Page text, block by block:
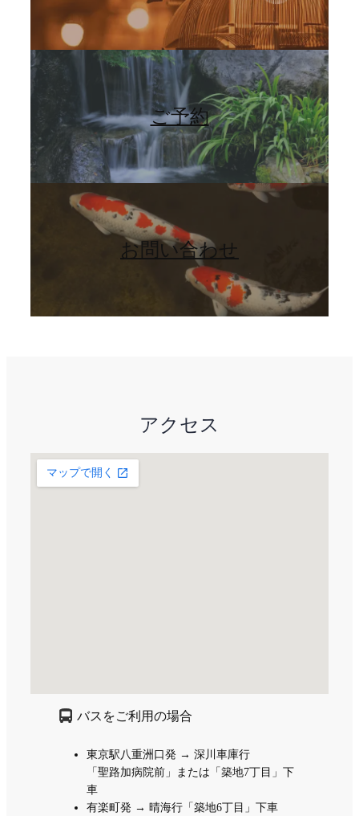
ご予約
お問い合わせ
アクセス
バスをご利用の場合
東京駅八重洲口発 → 深川車庫行
「聖路加病院前」または「築地7丁目」下
車
有楽町発 → 晴海行「築地6丁目」下車